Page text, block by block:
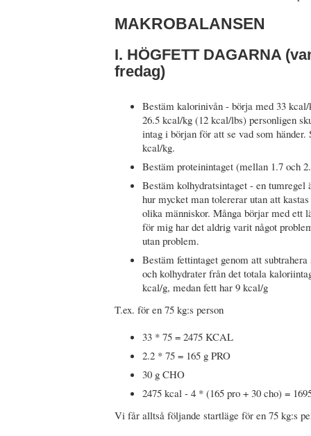
MAKROBALANSEN
I. HÖGFETT DAGARNA
fredag)
Bestäm kalorinivån - börja med 33
26.5 kcal/kg (12 kcal/lbs) personligen
intag i början för att se vad som
kcal/kg.
Bestäm proteinintaget (mellan 1.7 och
Bestäm kolhydratsintaget - en tumregel
hur mycket man tolererar utan att
olika människor. Många börjar med ett
för mig har det aldrig varit något
utan problem.
Bestäm fettintaget genom att
och kolhydrater från det totala
kcal/g, medan fett har 9 kcal/g
T.ex. för en 75 kg:s person
33 * 75 = 2475 KCAL
2.2 * 75 = 165 g PRO
30 g CHO
2475 kcal - 4 * (165 pro + 30 cho) =
Vi får alltså följande startläge för en 75 kg:s